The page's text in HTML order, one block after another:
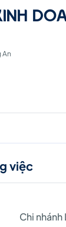
An
việc
Chi nhánh